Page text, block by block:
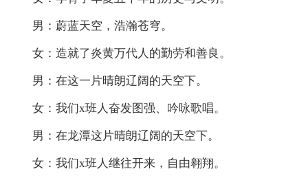
男：蔚蓝天空，浩瀚苍穹。
女：造就了炎黄万代人的勤劳和善良。
男：在这一片晴朗辽阔的天空下。
女：我们x班人奋发图强、吟咏歌唱。
男：在龙潭这片晴朗辽阔的天空下。
女：我们x班人继往开来，自由翱翔。